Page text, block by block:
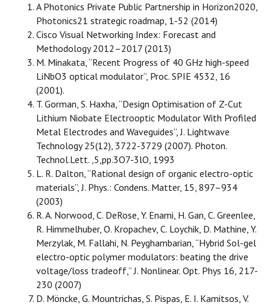
A Photonics Private Public Partnership in Horizon2020,
Photonics21 strategic roadmap, 1-52 (2014)
Cisco Visual Networking Index: Forecast and
Methodology 2012–2017 (2013)
M. Minakata, “Recent Progress of 40 GHz high-speed
LiNbO3 optical modulator”, Proc. SPIE 4532, 16
(2001).
T. Gorman, S. Haxha, “Design Optimisation of Z-Cut
Lithium Niobate Electrooptic Modulator With Profiled
Metal Electrodes and Waveguides”, J. Lightwave
Technology 25(12), 3722-3729 (2007). Photon.
Technol.Lett. ,5,pp.3O7-3lO, 1993
L. R. Dalton, “Rational design of organic electro-optic
materials”, J. Phys.: Condens. Matter, 15, 897–934
(2003)
R. A. Norwood, C. DeRose, Y. Enami, H. Gan, C. Greenlee,
R. Himmelhuber, O. Kropachev, C. Loychik, D. Mathine, Y.
Merzylak, M. Fallahi, N. Peyghambarian, “Hybrid Sol-gel
electro-optic polymer modulators: beating the drive
voltage/loss tradeoff,” J. Nonlinear. Opt. Phys 16, 217-
230 (2007)
D. Möncke, G. Mountrichas, S. Pispas, E. I. Kamitsos, V.